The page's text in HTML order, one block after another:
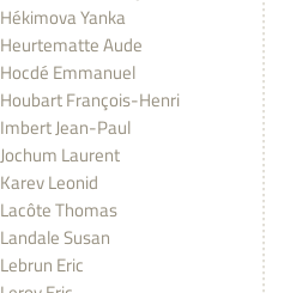
Hékimova Yanka
Heurtematte Aude
Hocdé Emmanuel
Houbart François-Henri
Imbert Jean-Paul
Jochum Laurent
Karev Leonid
Lacôte Thomas
Landale Susan
Lebrun Eric